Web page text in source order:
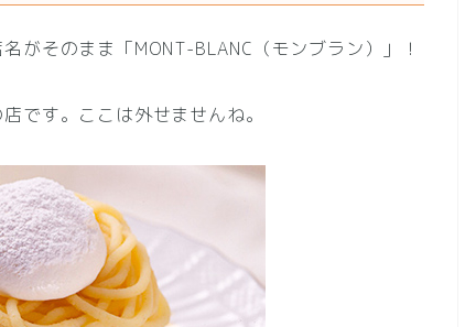
がそのまま「MONT-BLANC（モンブラン）」！
です。ここは外せませんね。